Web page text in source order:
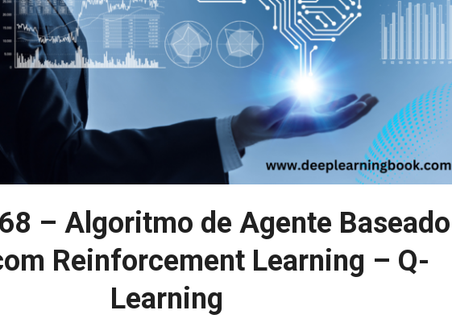
– Algoritmo de Agente Baseado
Reinforcement Learning – Q-
Learning